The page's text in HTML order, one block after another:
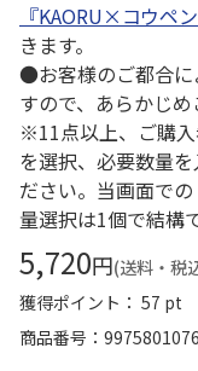
『KAORU×コウペ
きます。
●お客様のご都合に
すので、あらかじめ
※11点以上、ご購入
を選択、必要数量
ださい。当画面で
量選択は1個で結構で
5,720円(送料・税
獲得ポイント： 57 pt
商品番号
9975801076